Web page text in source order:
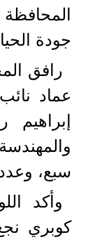
المحافظة
جودة
رافق
عماد
سبع، وعدد
وأكد
كوبري